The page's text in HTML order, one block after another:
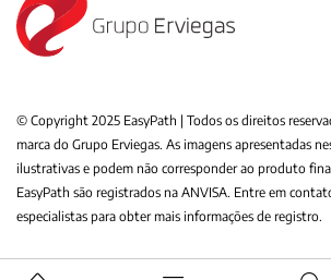
© Copyright 2025 EasyPath | Todos os direitos
marca do Grupo Erviegas. As imagens apresentadas
ilustrativas e podem não corresponder ao produto
EasyPath são registrados na ANVISA. Entre em
especialistas para obter mais informações de registro.